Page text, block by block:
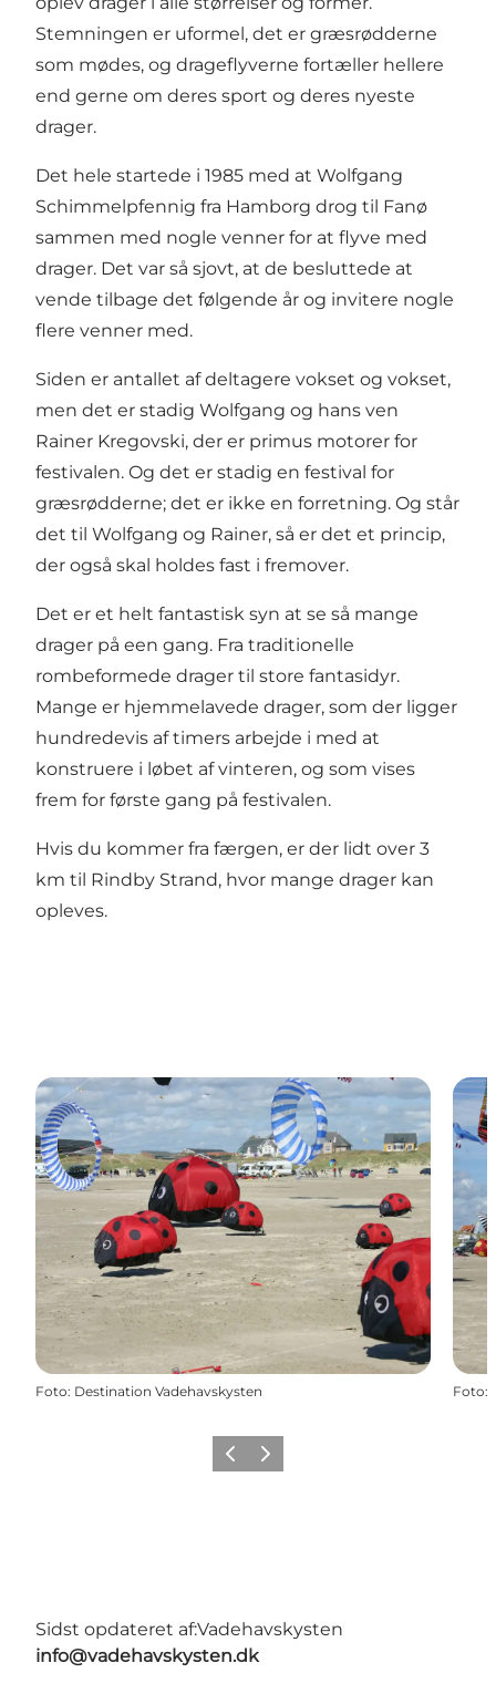
Stemningen er uformel, det er græsrødderne
som mødes, og drageflyverne fortæller hellere
end gerne om deres sport og deres nyeste
drager.
Det hele startede i 1985 med at Wolfgang
Schimmelpfennig fra Hamborg drog til Fanø
sammen med nogle venner for at flyve med
drager. Det var så sjovt, at de besluttede at
vende tilbage det følgende år og invitere nogle
flere venner med.
Siden er antallet af deltagere vokset og vokset,
men det er stadig Wolfgang og hans ven
Rainer Kregovski, der er primus motorer for
festivalen. Og det er stadig en festival for
græsrødderne; det er ikke en forretning. Og står
det til Wolfgang og Rainer, så er det et princip,
der også skal holdes fast i fremover.
Det er et helt fantastisk syn at se så mange
drager på een gang. Fra traditionelle
rombeformede drager til store fantasidyr.
Mange er hjemmelavede drager, som der ligger
hundredevis af timers arbejde i med at
konstruere i løbet af vinteren, og som vises
frem for første gang på festivalen.
Hvis du kommer fra færgen, er der lidt over 3
km til Rindby Strand, hvor mange drager kan
opleves.
Foto: Destination Vadehavskysten Foto:
ForrigeNæste
Sidst opdateret af:Vadehavskysten
info@vadehavskysten.dk